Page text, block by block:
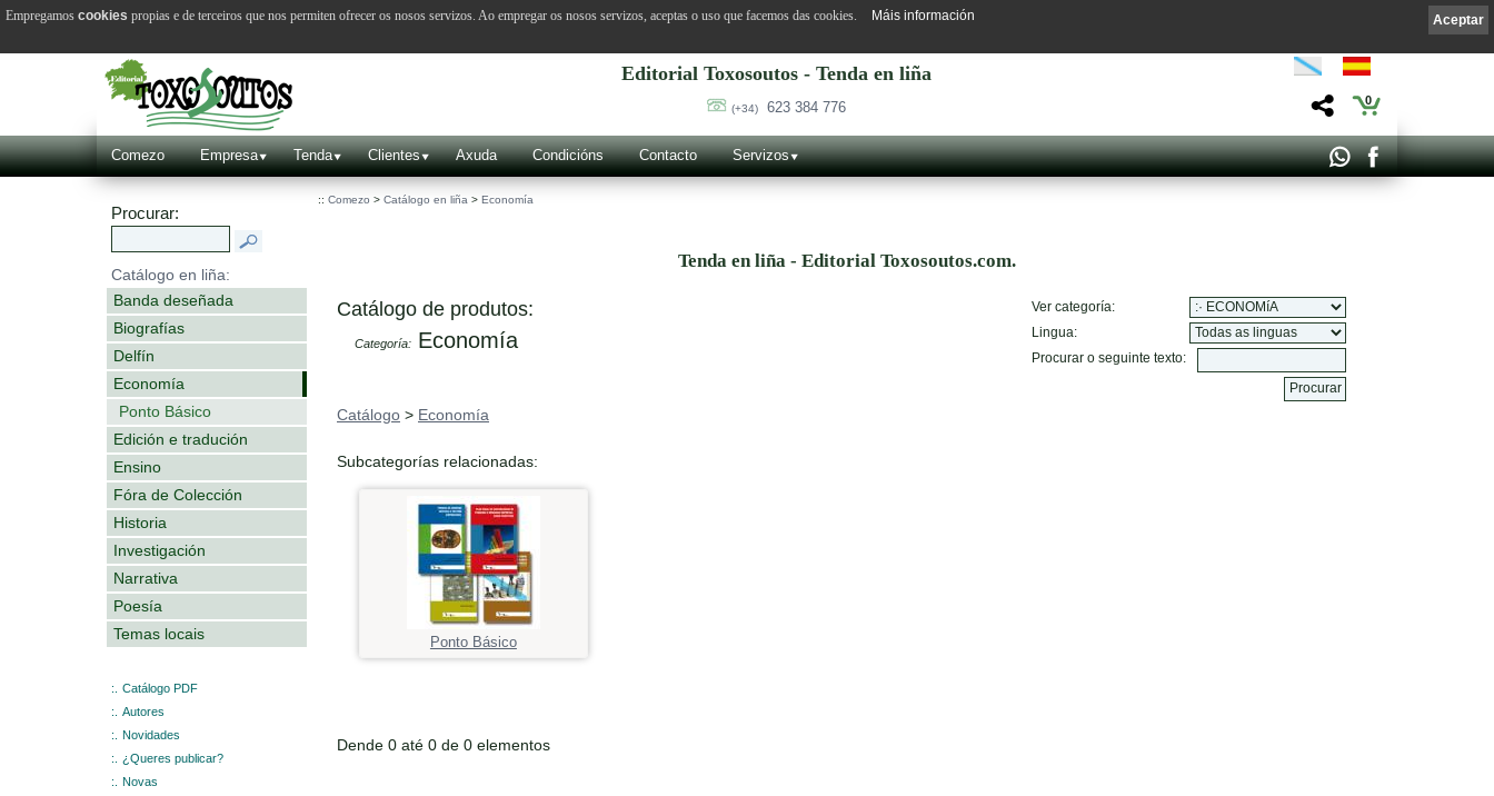
Editorial Toxosoutos - Tenda en liña
(+34) 623 384 776 0
Comezo Empresa Tenda Clientes Axuda Condicións Contacto Servizos
Procurar:
Catálogo en liña:
Banda deseñada
Biografías
Delfín
Economía
Ponto Básico
Edición e tradución
Ensino
Fóra de Colección
Historia
Investigación
Narrativa
Poesía
Temas locais
:.
Catálogo PDF
:.
Autores
:.
Novidades
:.
¿Queres publicar?
:.
Novas
:: Comezo > Catálogo en liña > Economía
Tenda en liña - Editorial Toxosoutos.com.
Catálogo de produtos:
Categoría: Economía
Ver categoría:
Lingua:
Procurar o seguinte texto:
Catálogo > Economía
Subcategorías relacionadas:
Ponto Básico
Dende 0 até 0 de 0 elementos
Aceptar
Empregamos cookies propias e de terceiros que nos permiten ofrecer os nosos servizos. Ao empregar os nosos servizos, aceptas o uso que facemos das cookies. Máis información